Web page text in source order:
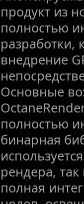
продукт из
полностью
разработки,
внедрение
Основные
полностью
бинарная
рендера,
полная